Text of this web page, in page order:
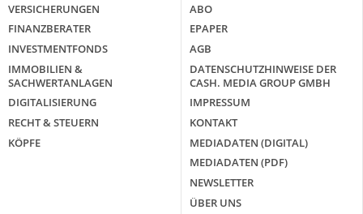
VERSICHERUNGEN
FINANZBERATER
INVESTMENTFONDS
IMMOBILIEN &
SACHWERTANLAGEN
DIGITALISIERUNG
RECHT & STEUERN
KÖPFE
ABO
EPAPER
AGB
DATENSCHUTZHINWEISE DER
CASH. MEDIA GROUP GMBH
IMPRESSUM
KONTAKT
MEDIADATEN (DIGITAL)
MEDIADATEN (PDF)
NEWSLETTER
ÜBER UNS